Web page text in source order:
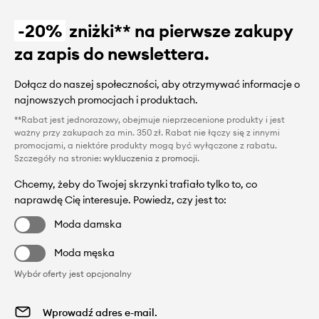
-20% zniżki** na pierwsze zakupy
za zapis do newslettera.
Dołącz do naszej społeczności, aby otrzymywać informacje o
najnowszych promocjach i produktach.
**Rabat jest jednorazowy, obejmuje nieprzecenione produkty i jest
ważny przy zakupach za min. 350 zł. Rabat nie łączy się z innymi
promocjami, a niektóre produkty mogą być wyłączone z rabatu.
Szczegóły na stronie: wykluczenia z promocji.
Chcemy, żeby do Twojej skrzynki trafiało tylko to, co
naprawdę Cię interesuje. Powiedz, czy jest to:
Moda damska
Moda męska
Wybór oferty jest opcjonalny